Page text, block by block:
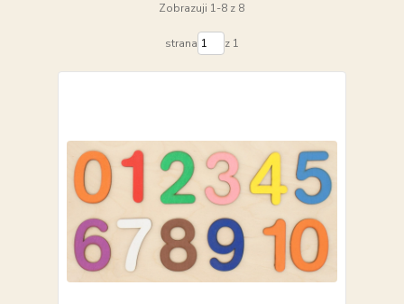
Zobrazuji 1-8 z 8
strana z 1